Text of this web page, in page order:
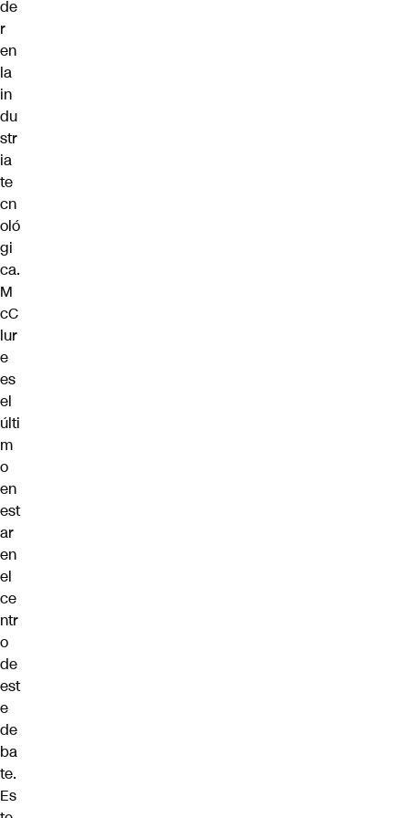
de
r
en
la
in
du
str
ia
te
cn
oló
gi
ca.
M
cC
lur
e
es
el
últi
m
o
en
est
ar
en
el
ce
ntr
o
de
est
e
de
ba
te.
Es